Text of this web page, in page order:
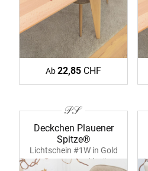
Ab22,85 CHF
Deckchen Plauener
Spitze®
Lichtschein #1W in Gold
39381 ecru-goldgrün